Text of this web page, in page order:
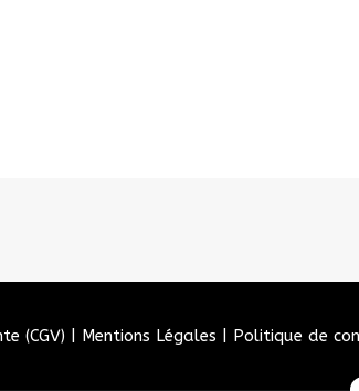
(CGV) Mentions Légales Politique de